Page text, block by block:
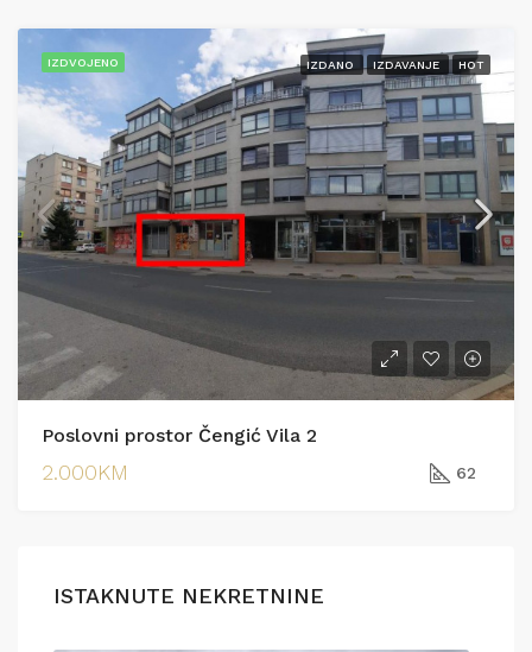
IZDVOJENO IZDANO IZDAVANJE HOT
Poslovni prostor Čengić Vila 2
2.000KM 62
ISTAKNUTE NEKRETNINE